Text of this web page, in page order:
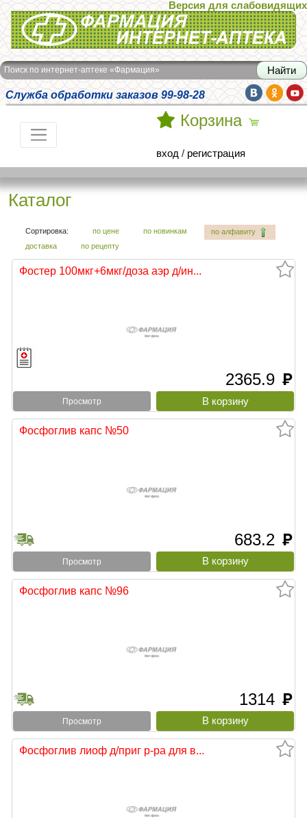
Интернет-аптека Фармация
Версия для слабовидящих
Поиск по интернет-аптеке «Фармация»
Служба обработки заказов 99-98-28
Корзина
вход / регистрация
Каталог
Сортировка: по цене по новинкам
по алфавиту
доставка
по рецепту
Фостер 100мкг+6мкг/доза аэр д/ин...
2365.9 руб
Просмотр
Фосфоглив капс №50
683.2 руб
Просмотр
Фосфоглив капс №96
1314 руб
Просмотр
Фосфоглив лиоф д/приг р-ра для в...